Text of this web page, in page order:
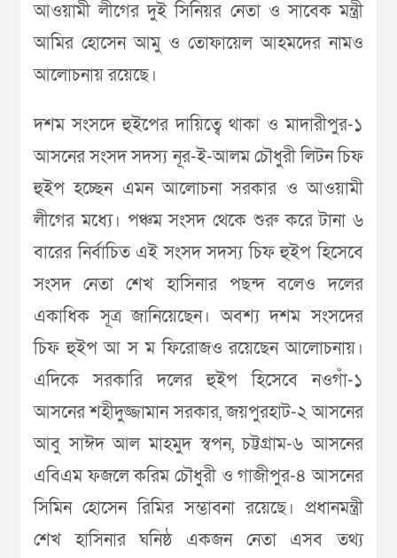
আওয়ামী লীগের দুই সিনিয়র নেতা ও সাবেক মন্ত্রী
আমির হোসেন আমু ও তোফায়েল আহমদের নামও
আলোচনায় রয়েছে।
দশম সংসদে হুইপের দায়িত্বে থাকা ও মাদারীপুর-১
আসনের সংসদ সদস্য নূর-ই-আলম চৌধুরী লিটন চিফ
হুইপ হচ্ছেন এমন আলোচনা সরকার ও আওয়ামী
লীগের মধ্যে। পঞ্চম সংসদ থেকে শুরু করে টানা ৬
বারের নির্বাচিত এই সংসদ সদস্য চিফ হুইপ হিসেবে
সংসদ নেতা শেখ হাসিনার পছন্দ বলেও দলের
একাধিক সূত্র জানিয়েছেন। অবশ্য দশম সংসদের
চিফ হুইপ আ স ম ফিরোজও রয়েছেন আলোচনায়।
এদিকে সরকারি দলের হুইপ হিসেবে নওগাঁ-১
আসনের শহীদুজ্জামান সরকার, জয়পুরহাট-২ আসনের
আবু সাঈদ আল মাহমুদ স্বপন, চট্টগ্রাম-৬ আসনের
এবিএম ফজলে করিম চৌধুরী ও গাজীপুর-৪ আসনের
সিমিন হোসেন রিমির সম্ভাবনা রয়েছে। প্রধানমন্ত্রী
শেখ হাসিনার ঘনিষ্ঠ একজন নেতা এসব তথ্য